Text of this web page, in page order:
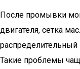
После промывки
двигателя, сетка
Такие проблемы